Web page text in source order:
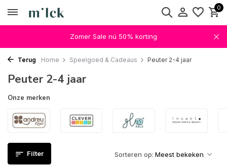
0
Zomer Sale nú 50% korting
Terug Home Speelgoed & Cadeaus Peuter 2-4 jaar
Peuter 2-4 jaar
Onze merken
Filter Sorteren op: